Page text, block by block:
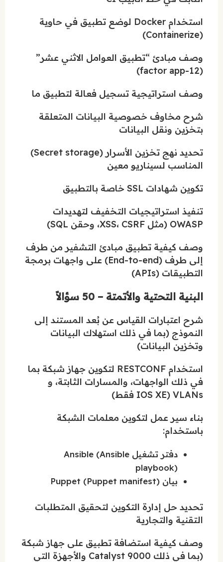
استخدام Docker لوضع تطبيق في حاوية
(Containerize)
وصف مبادئ “تطبيق العوامل الاثني عشر”
(12-factor app)
وصف استراتيجية تسجيل فعالة لتطبيق ما
شرح مخاوف خصوصية البيانات المتعلقة
بتخزين ونقل البيانات
تحديد نهج تخزين الأسرار (Secret storage)
المناسب لسيناريو معين
تكوين شهادات SSL خاصة بالتطبيق
تنفيذ استراتيجيات التخفيف لتهديدات
OWASP (مثل XSS، CSRF، وحقن SQL)
وصف كيفية تطبيق مبادئ التشفير من طرف
إلى طرف (End-to-end) على واجهات برمجة
التطبيقات (APIs)
البنية التحتية والأتمتة – 50 سؤالاً
شرح اعتبارات القياس عن بُعد المستند إلى
النموذج (بما في ذلك استهلاك البيانات
وتخزين البيانات)
استخدام RESTCONF لتكوين جهاز شبكة بما
في ذلك الواجهات، والمسارات الثابتة، و
VLANs (IOS XE فقط)
بناء سير عمل لتكوين معلمات الشبكة
باستخدام:
دفتر تشغيل Ansible (Ansible
playbook)
بيان Puppet (Puppet manifest)
تحديد حل إدارة التكوين لتحقيق المتطلبات
التقنية والتجارية
وصف كيفية استضافة تطبيق على جهاز شبكة
(بما في ذلك Catalyst 9000 والأجهزة التي